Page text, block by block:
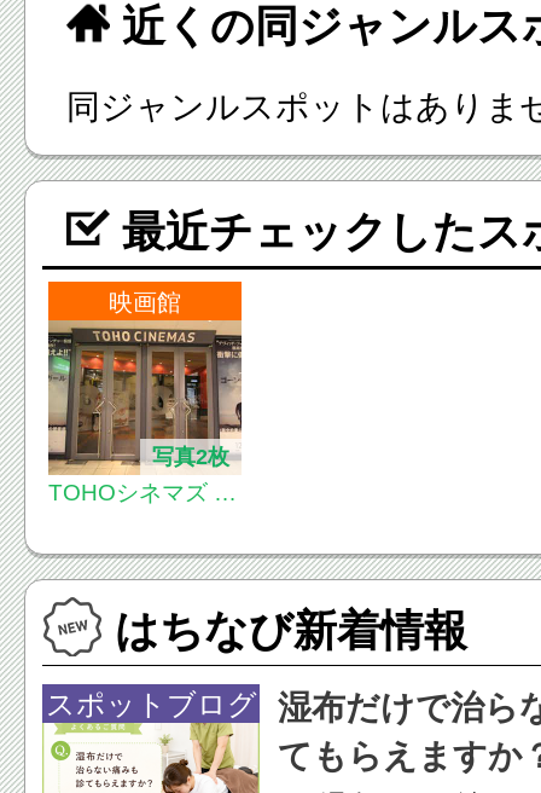
近くの同ジャンルス
同ジャンルスポットはありま
最近チェックしたス
映画館
写真2枚
TOHOシネマズ 南
はちなび新着情報
スポットブログ
湿布だけで治ら
てもらえますか